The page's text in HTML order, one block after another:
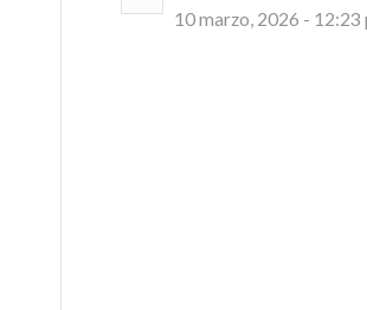
10 marzo, 2026 - 12:23